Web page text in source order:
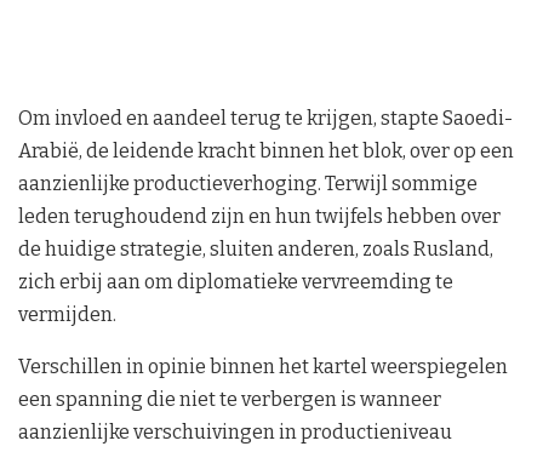
Om invloed en aandeel terug te krijgen, stapte Saoedi-
Arabië, de leidende kracht binnen het blok, over op een
aanzienlijke productieverhoging. Terwijl sommige
leden terughoudend zijn en hun twijfels hebben over
de huidige strategie, sluiten anderen, zoals Rusland,
zich erbij aan om diplomatieke vervreemding te
vermijden.
Verschillen in opinie binnen het kartel weerspiegelen
een spanning die niet te verbergen is wanneer
aanzienlijke verschuivingen in productieniveau